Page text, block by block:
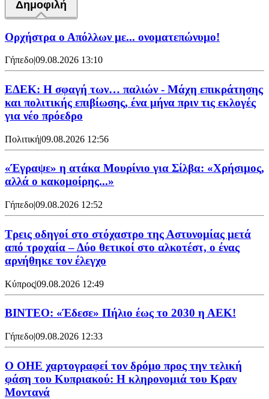
Δημοφιλή
Ορχήστρα o Aπόλλων με... ονοματεπώνυμο!
Γήπεδο|09.08.2026 13:10
ΕΔΕΚ: Η σφαγή των… παλιών - Μάχη επικράτησης
και πολιτικής επιβίωσης, ένα μήνα πριν τις εκλογές
για νέο πρόεδρο
Πολιτική|09.08.2026 12:56
«Έγραψε» η ατάκα Μουρίνιο για Σίλβα: «Χρήσιμος,
αλλά ο κακομοίρης...»
Γήπεδο|09.08.2026 12:52
Τρεις οδηγοί στο στόχαστρο της Αστυνομίας μετά
από τροχαία – Δύο θετικοί στο αλκοτέστ, ο ένας
αρνήθηκε τον έλεγχο
Κύπρος|09.08.2026 12:49
ΒΙΝΤΕΟ: «Έδεσε» Πήλιο έως το 2030 η ΑΕΚ!
Γήπεδο|09.08.2026 12:33
Ο ΟΗΕ χαρτογραφεί τον δρόμο προς την τελική
φάση του Κυπριακού: Η κληρονομιά του Κραν
Μοντανά